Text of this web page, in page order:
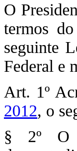
O
termos
seguinte
Federal e
Art. 1º
2012, o
§ 2º O